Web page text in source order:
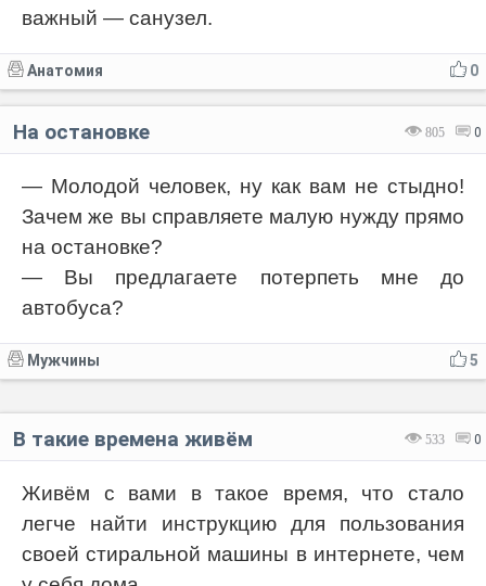
важный — санузел.
0
Анатомия
805 0
На остановке
— Молодой человек, ну как вам не стыдно!
Зачем же вы справляете малую нужду прямо
на остановке?
— Вы предлагаете потерпеть мне до
автобуса?
5
Мужчины
533 0
В такие времена живём
Живём с вами в такое время, что стало
легче найти инструкцию для пользования
своей стиральной машины в интернете, чем